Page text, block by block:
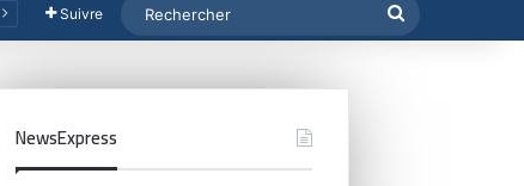
Suivre
NewsExpress